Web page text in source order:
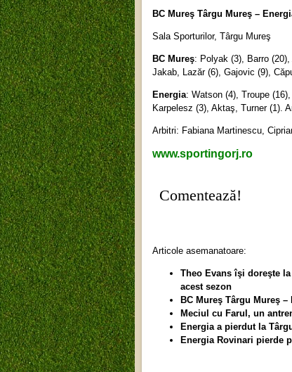
BC Mureş Târgu Mureş –
Sala Sporturilor, Târgu Mureş
BC Mureş: Polyak (3), Barro
Jakab, Lazăr (6), Gajovic (9),
Energia: Watson (4), Troupe
Karpelesz (3), Aktaş, Turner (1).
Arbitri: Fabiana Martinescu,
www.sportingorj.ro
Comentează!
Articole asemanatoare:
Theo Evans îşi doreşte
acest sezon
BC Mureş Târgu Mureş
Meciul cu Farul, un
Energia a pierdut la
Energia Rovinari pierde